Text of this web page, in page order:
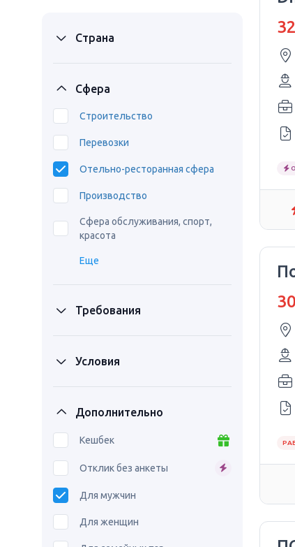
Страна
Сфера
Строительство
Перевозки
Отельно-ресторанная сфера
Производство
Сфера обслуживания, спорт,
красота
Еще
Требования
Условия
Дополнительно
Кешбек
Отклик без анкеты
Для мужчин
Для женщин